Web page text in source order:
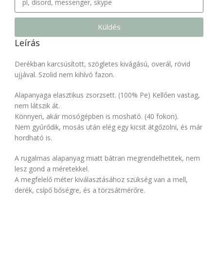
Küldés
Leírás
Derékban karcsúsított, szögletes kivágású, overál, rövid
ujjával. Szolid nem kihívó fazon.
Alapanyaga elasztikus zsorzsett. (100% Pe) Kellően vastag,
nem látszik át.
Könnyen, akár mosógépben is mosható. (40 fokon).
Nem gyűrődik, mosás után elég egy kicsit átgőzölni, és már
hordható is.
A rugalmas alapanyag miatt bátran megrendelhetitek, nem
lesz gond a méretekkel.
A megfelelő méter kiválasztásához szükség van a mell,
derék, csípő bőségre, és a törzsátmérőre.